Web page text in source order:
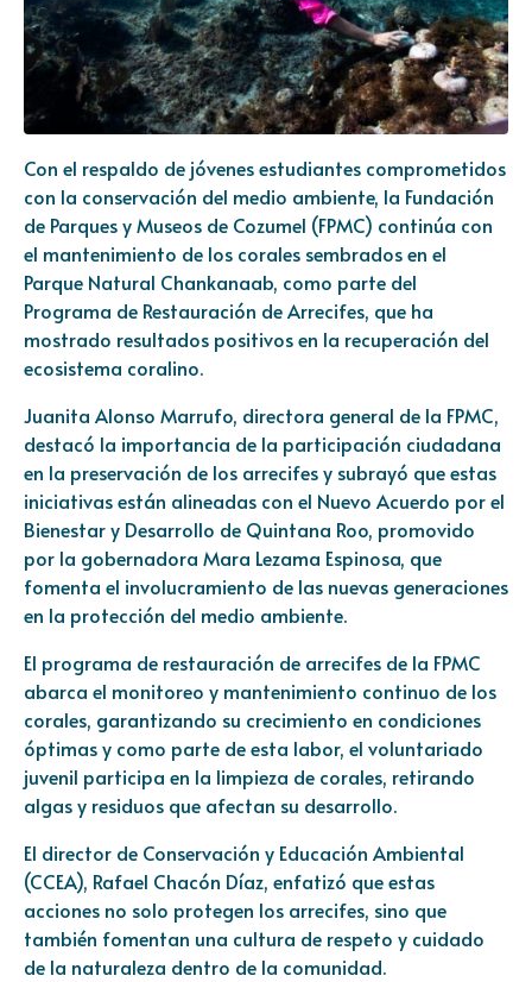
Con el respaldo de jóvenes estudiantes comprometidos
con la conservación del medio ambiente, la Fundación
de Parques y Museos de Cozumel (FPMC) continúa con
el mantenimiento de los corales sembrados en el
Parque Natural Chankanaab, como parte del
Programa de Restauración de Arrecifes, que ha
mostrado resultados positivos en la recuperación del
ecosistema coralino.
Juanita Alonso Marrufo, directora general de la FPMC,
destacó la importancia de la participación ciudadana
en la preservación de los arrecifes y subrayó que estas
iniciativas están alineadas con el Nuevo Acuerdo por el
Bienestar y Desarrollo de Quintana Roo, promovido
por la gobernadora Mara Lezama Espinosa, que
fomenta el involucramiento de las nuevas generaciones
en la protección del medio ambiente.
El programa de restauración de arrecifes de la FPMC
abarca el monitoreo y mantenimiento continuo de los
corales, garantizando su crecimiento en condiciones
óptimas y como parte de esta labor, el voluntariado
juvenil participa en la limpieza de corales, retirando
algas y residuos que afectan su desarrollo.
El director de Conservación y Educación Ambiental
(CCEA), Rafael Chacón Díaz, enfatizó que estas
acciones no solo protegen los arrecifes, sino que
también fomentan una cultura de respeto y cuidado
de la naturaleza dentro de la comunidad.